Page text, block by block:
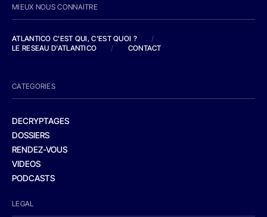
MIEUX NOUS CONNAITRE
ATLANTICO C'EST QUI, C'EST QUOI ?
/
LE RESEAU D'ATLANTICO
/ CONTACT
CATEGORIES
DECRYPTAGES
DOSSIERS
RENDEZ-VOUS
VIDEOS
PODCASTS
LEGAL